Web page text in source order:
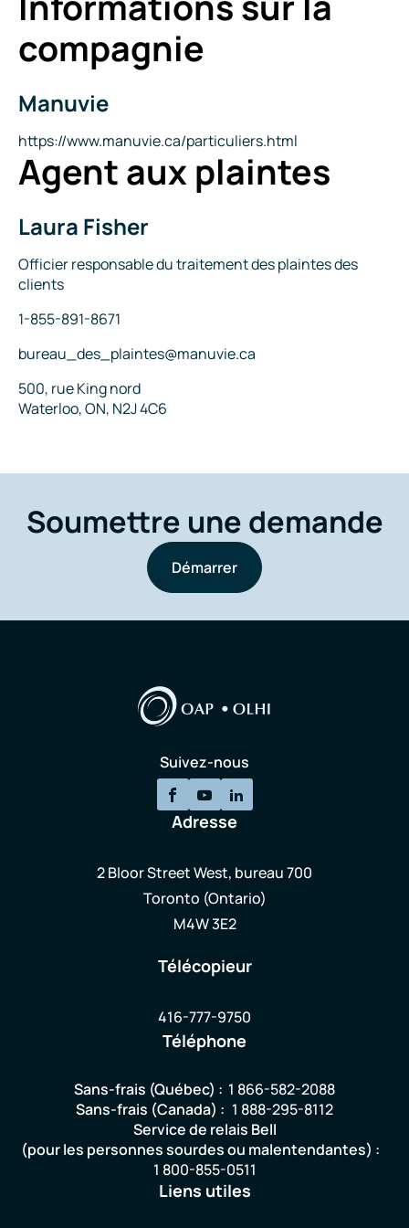
compagnie
Nom
la
compagnie
Manuvie
Site
Internet
https://www.manuvie.ca/particuliers.html
Agent aux plaintes
Nom
Laura Fisher
Titre
Officier responsable du traitement des plaintes des
clients
Téléphone
1-855-891-8671
Courriel
bureau_des_plaintes@manuvie.ca
Adresse
500, rue King nord
Waterloo, ON, N2J 4C6
Soumettre une demande
Démarrer
Suivez-nous
Adresse
2 Bloor Street West, bureau 700
Toronto (Ontario)
M4W 3E2
Télécopieur
416-777-9750
Téléphone
Sans-frais (Québec) : 1 866-582-2088
Sans-frais (Canada) : 1 888-295-8112
Service de relais Bell
(pour les personnes sourdes ou malentendantes) :
1 800-855-0511
Liens utiles